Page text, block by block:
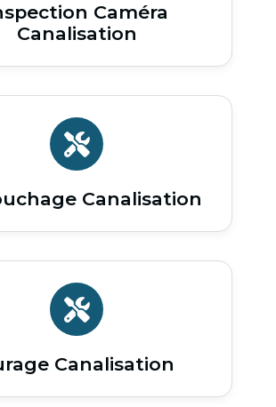
Caméra
Canalisation
Canalisation
Canalisation